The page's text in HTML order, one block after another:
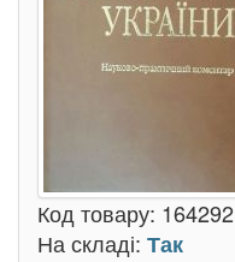
Код товару: 164292
На складі: Так